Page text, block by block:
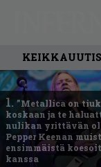
1. ”Metallica on
koskaan ja te
nulikan yrittävän
Pepper Keenan
ensimmäistä
kanssa